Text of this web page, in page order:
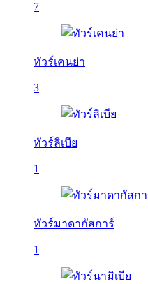
7
ทัวร์เคนย่า
3
ทัวร์ลิเบีย
1
ทัวร์มาดากัสการ์
1